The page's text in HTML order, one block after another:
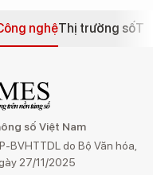
nghệThị trường số
số Việt Nam
BVHTTDL do Bộ Văn hóa,
27/11/2025